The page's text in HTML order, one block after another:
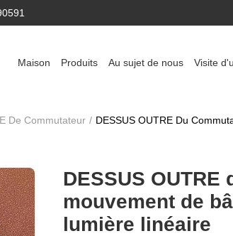
Maison Produits Au sujet de nous Visite
De Commutateur / DESSUS OUTRE Du
DESSUS
mouvement de
lumière linéaire